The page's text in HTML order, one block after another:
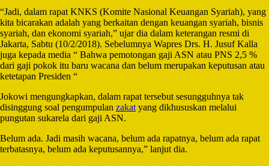
“Jadi, dalam rapat KNKS (Komite Nasional Keuangan Syariah), yang
kita bicarakan adalah yang berkaitan dengan keuangan syariah, bisnis
syariah, dan ekonomi syariah,” ujar dia dalam keterangan resmi di
Jakarta, Sabtu (10/2/2018). Sebelumnya Wapres Drs. H. Jusuf Kalla
juga kepada media “ Bahwa pemotongan gaji ASN atau PNS 2,5 %
dari gaji pokok itu baru wacana dan belum merupakan keputusan atau
ketetapan Presiden “
Jokowi mengungkapkan, dalam rapat tersebut sesungguhnya tak
disinggung soal pengumpulan zakat yang dikhususkan melalui
pungutan sukarela dari gaji ASN.
Belum ada. Jadi masih wacana, belum ada rapatnya, belum ada rapat
terbatasnya, belum ada keputusannya,” lanjut dia.